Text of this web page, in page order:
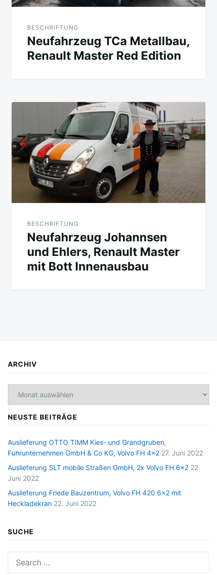
BESCHRIFTUNG
Neufahrzeug TCa Metallbau,
Renault Master Red Edition
BESCHRIFTUNG
Neufahrzeug Johannsen
und Ehlers, Renault Master
mit Bott Innenausbau
ARCHIV
NEUSTE BEITRÄGE
Auslieferung OTTO TIMM Kies- und Grandgruben,
Fuhrunternehmen GmbH & Co KG, Volvo FH 4×2 27. Juni 2022
Auslieferung SLT mobile Straßen GmbH, 2x Volvo FH 6×2 22.
Juni 2022
Auslieferung Friede Bauzentrum, Volvo FH 420 6×2 mit
Heckladekran 22. Juni 2022
SUCHE
for: